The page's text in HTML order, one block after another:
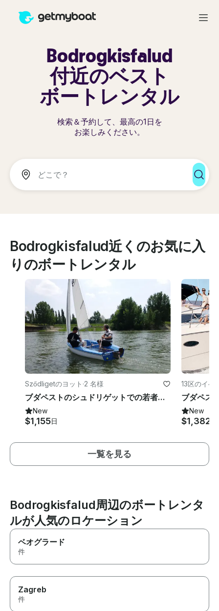
Bodrogkisfalud
付近のベスト
ボートレンタル
検索＆予約して、最高の1日を
お楽しみください。
Bodrogkisfalud近くのお気に入
りのボートレンタル
Sződligetのヨット ·2 名様
ブダペストのシュドリゲットでの若者向けの忘れられないセーリングレッスン
New
$1,155日
13区のイベ
New
$1,382
一覧を見る
Bodrogkisfalud周辺のボートレンタ
ルが人気のロケーション
ベオグラード
件
Zagreb
件